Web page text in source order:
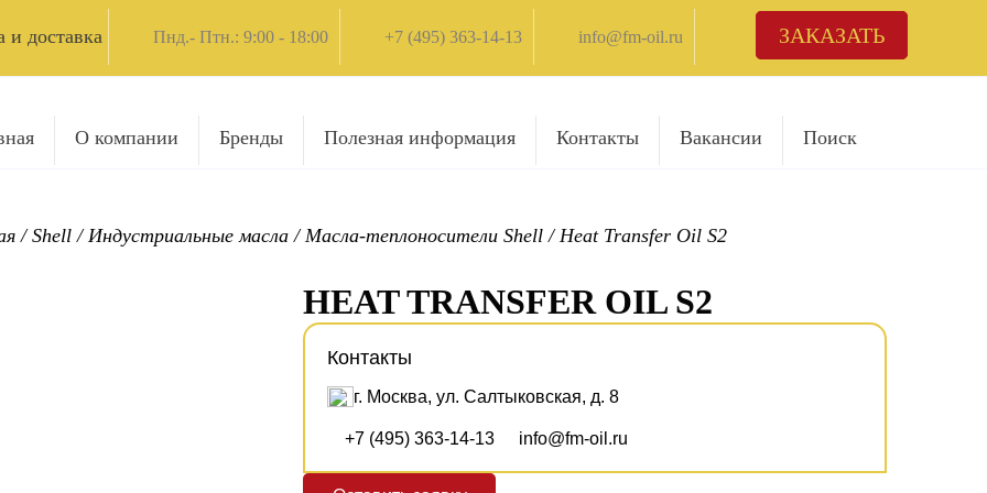
и доставка Пнд.- Птн.: 9:00 - 18:00 +7 (495) 363-14-13 info@fm-oil.ru ЗАКАЗАТЬ
О компании Бренды Полезная информация Контакты Вакансии Поиск
/Shell /Индустриальные масла /Масла-теплоносители Shell /Heat Transfer Oil S2
HEAT TRANSFER OIL S2
Контакты
г. Москва, ул. Салтыковская, д. 8
+7 (495) 363-14-13 info@fm-oil.ru